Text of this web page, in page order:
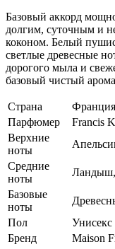
Базовый аккорд
долгим, суточным и
коконом. Белый
светлые древесные
дорогого мыла и
базовый чистый
Страна
Франция
Парфюмер
Francis
Верхние
ноты
Средние
ноты
Ландыш,
Базовые
ноты
Пол
Унисекс
Бренд
Maison